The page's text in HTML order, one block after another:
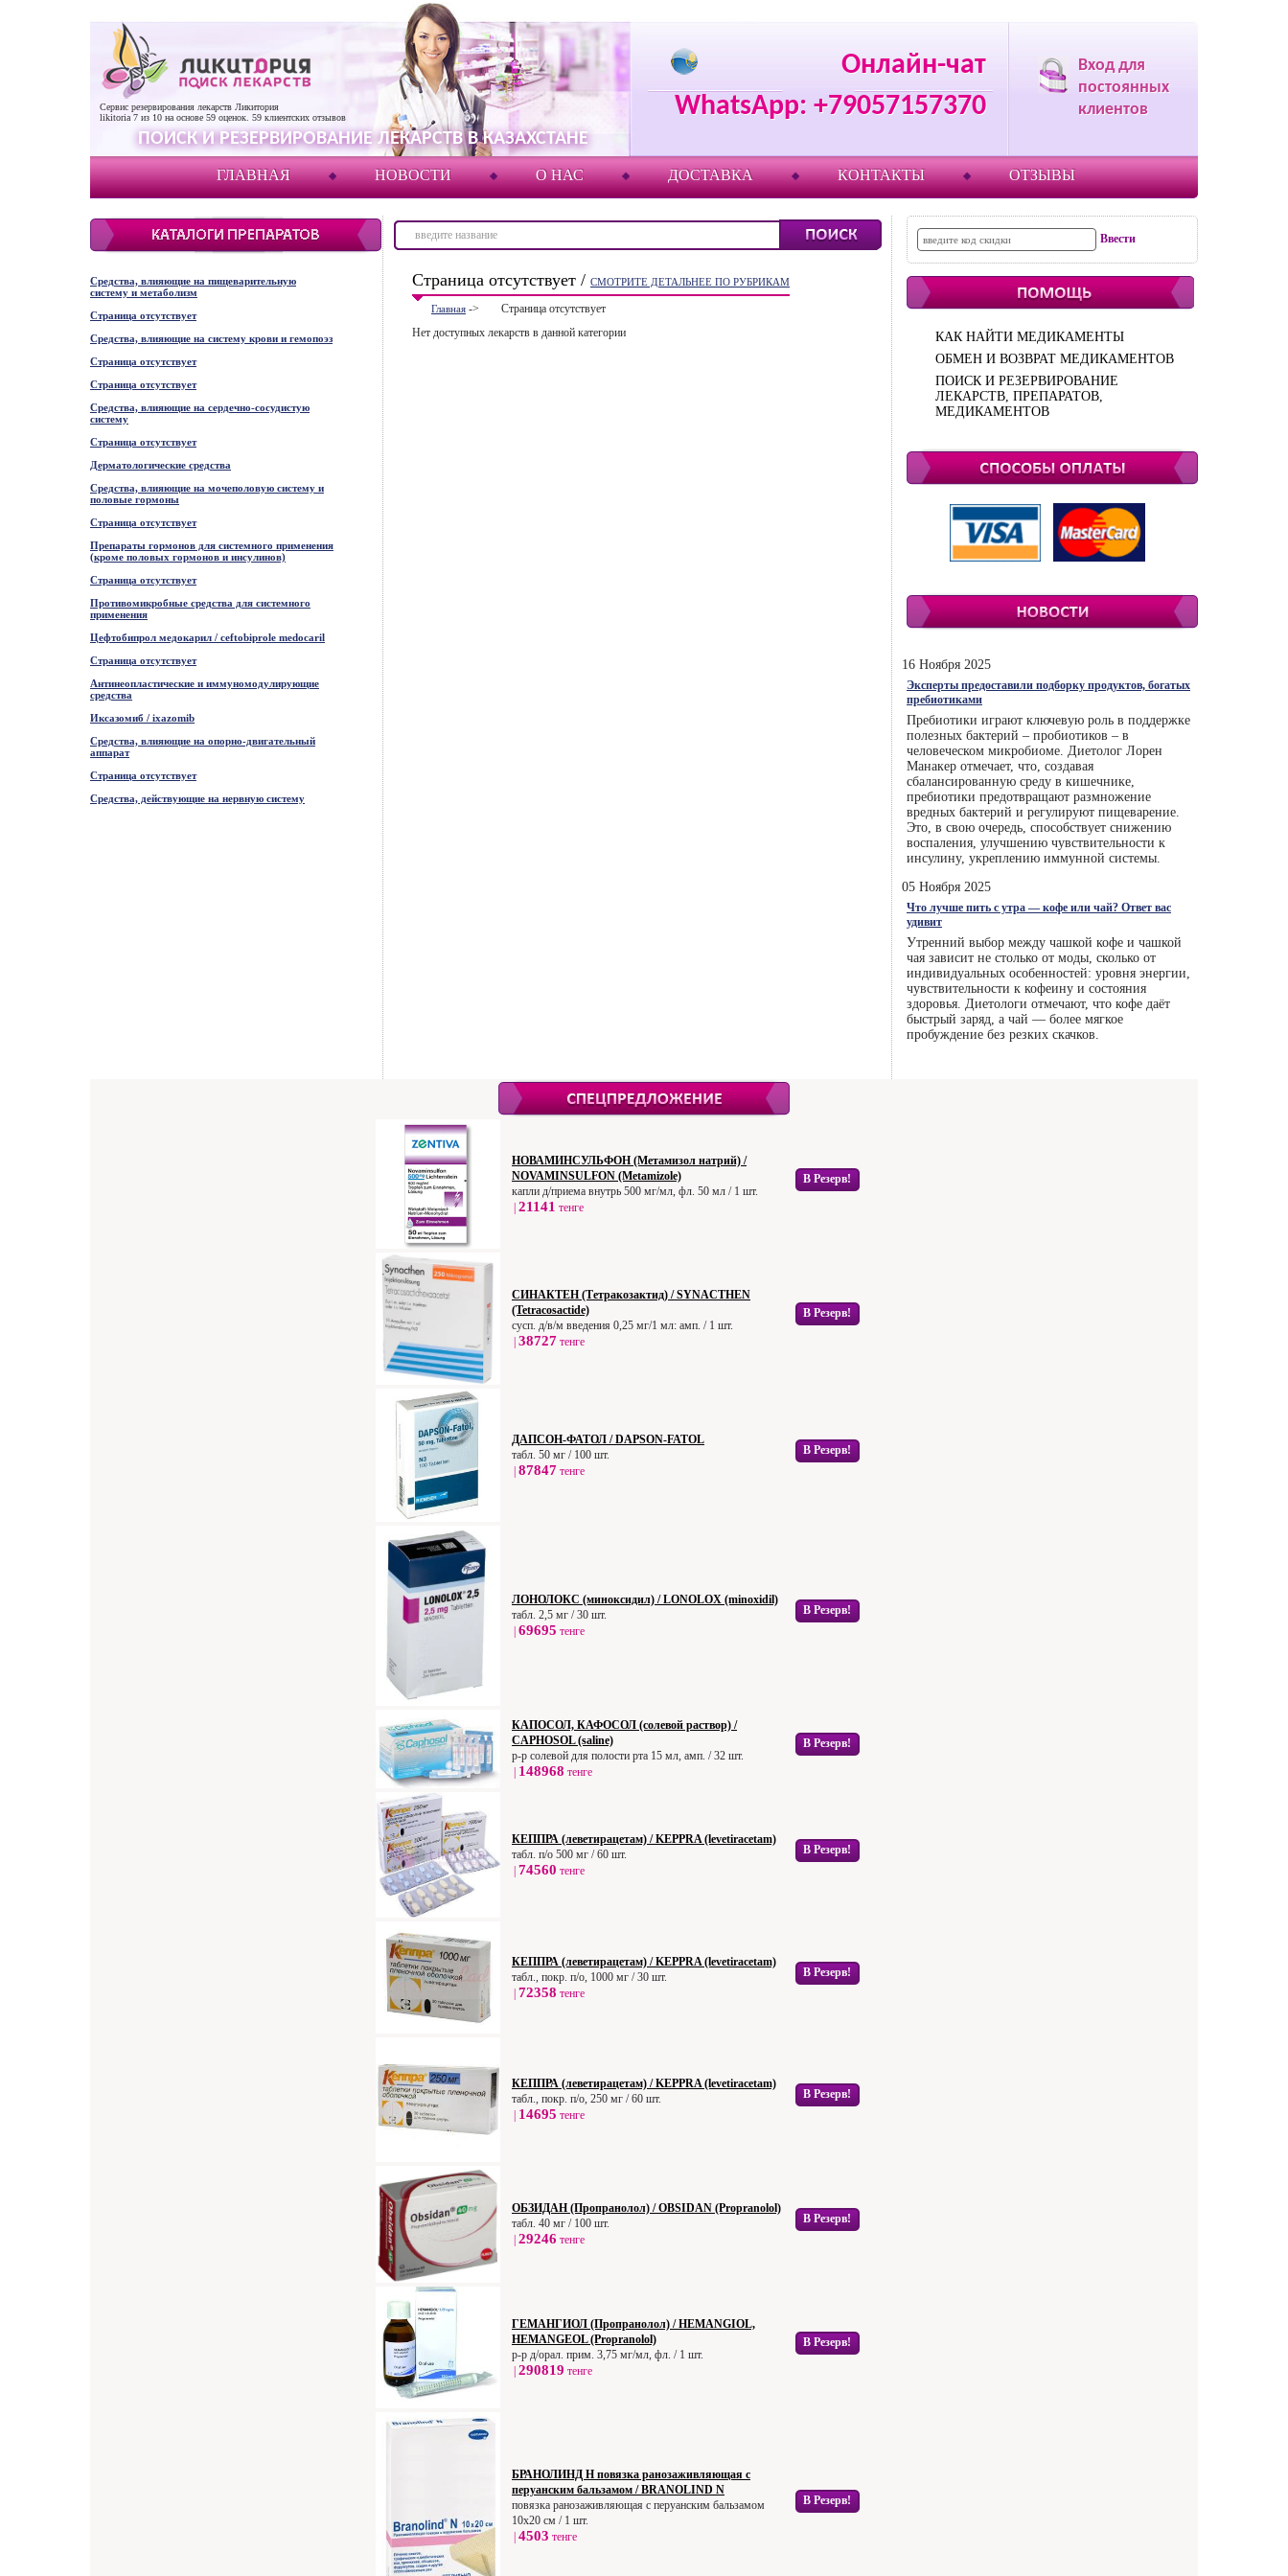
Сервис резервирования лекарств Ликитория
likitoria 7 из 10 на основе 59 оценок. 59 клиентских отзывов
ПОИСК И РЕЗЕРВИРОВАНИЕ ЛЕКАРСТВ В КАЗАХСТАНЕ
Онлайн-чат
WhatsApp: +79057157370
Вход для
постоянных
клиентов
ГЛАВНАЯ НОВОСТИ О НАС ДОСТАВКА КОНТАКТЫ ОТЗЫВЫ
Средства, влияющие на пищеварительную
систему и метаболизм
Страница отсутствует
Средства, влияющие на систему крови и гемопоэз
Страница отсутствует
Страница отсутствует
Средства, влияющие на сердечно-сосудистую
систему
Страница отсутствует
Дерматологические средства
Средства, влияющие на мочеполовую систему и
половые гормоны
Страница отсутствует
Препараты гормонов для системного применения
(кроме половых гормонов и инсулинов)
Страница отсутствует
Противомикробные средства для системного
применения
Цефтобипрол медокарил / ceftobiprole medocaril
Страница отсутствует
Антинеопластические и иммуномодулирующие
средства
Иксазомиб / ixazomib
Средства, влияющие на опорно-двигательный
аппарат
Страница отсутствует
Средства, действующие на нервную систему
Страница отсутствует / СМОТРИТЕ ДЕТАЛЬНЕЕ ПО РУБРИКАМ
Главная ->
Страница отсутствует
Нет доступных лекарств в данной категории
КАК НАЙТИ МЕДИКАМЕНТЫ
ОБМЕН И ВОЗВРАТ МЕДИКАМЕНТОВ
ПОИСК И РЕЗЕРВИРОВАНИЕ
ЛЕКАРСТВ, ПРЕПАРАТОВ,
МЕДИКАМЕНТОВ
16 Ноября 2025
Эксперты предоставили подборку продуктов, богатых
пребиотиками
Пребиотики играют ключевую роль в поддержке
полезных бактерий – пробиотиков – в
человеческом микробиоме. Диетолог Лорен
Манакер отмечает, что, создавая
сбалансированную среду в кишечнике,
пребиотики предотвращают размножение
вредных бактерий и регулируют пищеварение.
Это, в свою очередь, способствует снижению
воспаления, улучшению чувствительности к
инсулину, укреплению иммунной системы.
05 Ноября 2025
Что лучше пить с утра — кофе или чай? Ответ вас
удивит
Утренний выбор между чашкой кофе и чашкой
чая зависит не столько от моды, сколько от
индивидуальных особенностей: уровня энергии,
чувствительности к кофеину и состояния
здоровья. Диетологи отмечают, что кофе даёт
быстрый заряд, а чай — более мягкое
пробуждение без резких скачков.
НОВАМИНСУЛЬФОН (Метамизол натрий) /
NOVAMINSULFON (Metamizole)
капли д/приема внутрь 500 мг/мл, фл. 50 мл / 1 шт.
21141 тенге
В Резерв!
СИНАКТЕН (Тетракозактид) / SYNACTHEN
(Tetracosactide)
сусп. д/в/м введения 0,25 мг/1 мл: амп. / 1 шт.
38727 тенге
В Резерв!
ДАПСОН-ФАТОЛ / DAPSON-FATOL
табл. 50 мг / 100 шт.
87847 тенге
В Резерв!
ЛОНОЛОКС (миноксидил) / LONOLOX (minoxidil)
табл. 2,5 мг / 30 шт.
69695 тенге
В Резерв!
КАПОСОЛ, КАФОСОЛ (солевой раствор) /
CAPHOSOL (saline)
р-р солевой для полости рта 15 мл, амп. / 32 шт.
148968 тенге
В Резерв!
КЕППРА (леветирацетам) / KEPPRA (levetiracetam)
табл. п/о 500 мг / 60 шт.
74560 тенге
В Резерв!
КЕППРА (леветирацетам) / KEPPRA (levetiracetam)
табл., покр. п/о, 1000 мг / 30 шт.
72358 тенге
В Резерв!
КЕППРА (леветирацетам) / KEPPRA (levetiracetam)
табл., покр. п/о, 250 мг / 60 шт.
14695 тенге
В Резерв!
ОБЗИДАН (Пропранолол) / OBSIDAN (Propranolol)
табл. 40 мг / 100 шт.
29246 тенге
В Резерв!
ГЕМАНГИОЛ (Пропранолол) / HEMANGIOL,
HEMANGEOL (Propranolol)
р-р д/орал. прим. 3,75 мг/мл, фл. / 1 шт.
290819 тенге
В Резерв!
БРАНОЛИНД Н повязка ранозаживляющая с
перуанским бальзамом / BRANOLIND N
повязка ранозаживляющая с перуанским бальзамом
10х20 см / 1 шт.
4503 тенге
В Резерв!